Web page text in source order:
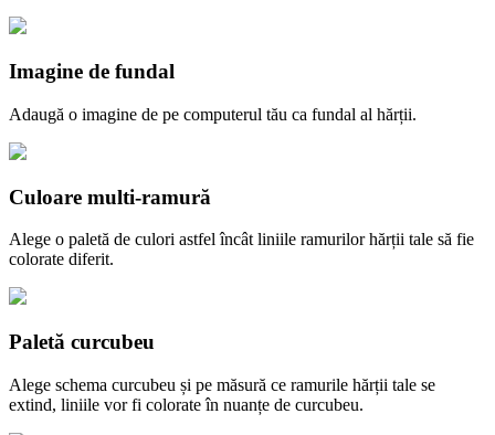
Imagine de fundal
Adaugă o imagine de pe computerul tău ca fundal al hărții.
Culoare multi-ramură
Alege o paletă de culori astfel încât liniile ramurilor hărții tale să fie
colorate diferit.
Paletă curcubeu
Alege schema curcubeu și pe măsură ce ramurile hărții tale se
extind, liniile vor fi colorate în nuanțe de curcubeu.